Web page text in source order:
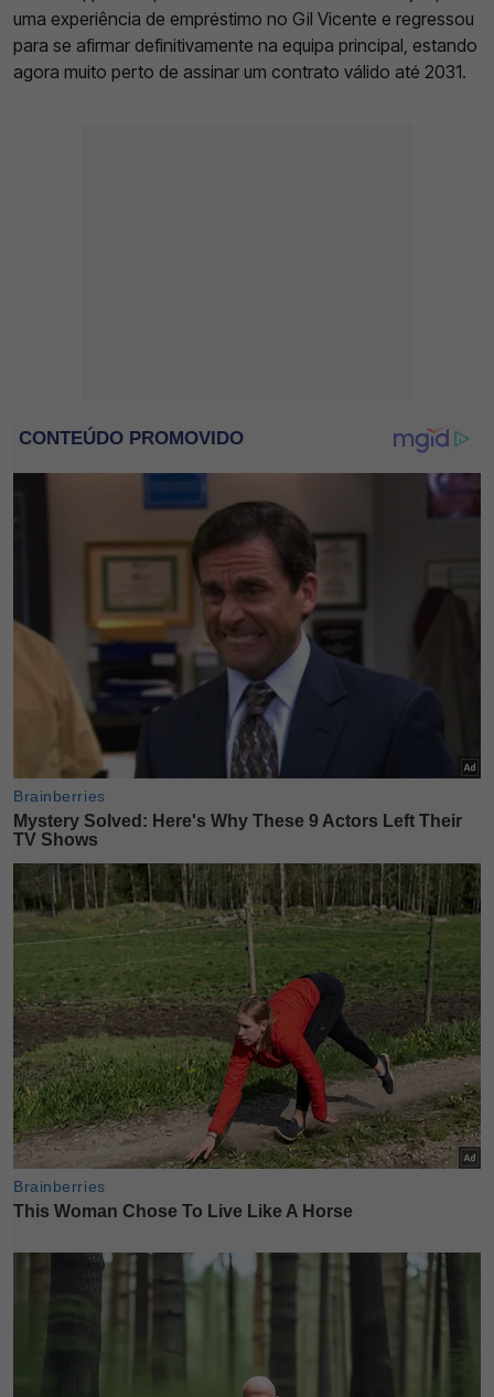
uma experiência de empréstimo no Gil Vicente e regressou
para se afirmar definitivamente na equipa principal, estando
agora muito perto de assinar um contrato válido até 2031.